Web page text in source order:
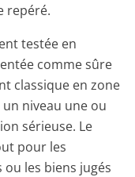
repéré.
testée en
comme sûre
classique en zone
niveau une ou
sérieuse. Le
pour les
les biens jugés